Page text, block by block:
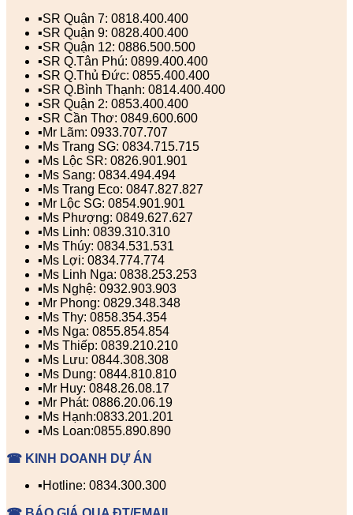
▪️SR Quận 7: 0818.400.400
▪️SR Quận 9: 0828.400.400
▪️SR Quận 12: 0886.500.500
▪️SR Q.Tân Phú: 0899.400.400
▪️SR Q.Thủ Đức: 0855.400.400
▪️SR Q.Bình Thạnh: 0814.400.400
▪️SR Quận 2: 0853.400.400
▪️SR Cần Thơ: 0849.600.600
▪️Mr Lãm: 0933.707.707
▪️Ms Trang SG: 0834.715.715
▪️Ms Lộc SR: 0826.901.901
▪️Ms Sang: 0834.494.494
▪️Ms Trang Eco: 0847.827.827
▪️Mr Lộc SG: 0854.901.901
▪️Ms Phượng: 0849.627.627
▪️Ms Linh: 0839.310.310
▪️Ms Thúy: 0834.531.531
▪️Ms Lợi: 0834.774.774
▪️Ms Linh Nga: 0838.253.253
▪️Ms Nghệ: 0932.903.903
▪️Mr Phong: 0829.348.348
▪️Ms Thy: 0858.354.354
▪️Ms Nga: 0855.854.854
▪️Ms Thiếp: 0839.210.210
▪️Ms Lưu: 0844.308.308
▪️Ms Dung: 0844.810.810
▪️Mr Huy: 0848.26.08.17
▪️Mr Phát: 0886.20.06.19
▪️Ms Hạnh:0833.201.201
▪️Ms Loan:0855.890.890
☎ KINH DOANH DỰ ÁN
▪️Hotline: 0834.300.300